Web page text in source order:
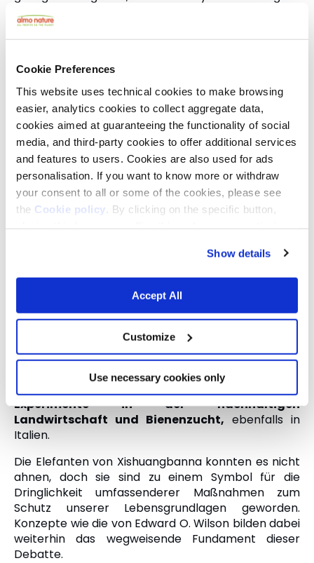
Cookie Preferences
This website uses technical cookies to make browsing
easier, analytics cookies to collect aggregate data,
cookies aimed at guaranteeing the functionality of social
media, and third-party cookies to offer additional services
and features to users. Cookies are also used for ads
personalisation. If you want to know more or withdraw
your consent to all or some of the cookies, please see
the Cookie policy . By clicking on the specific button,
Show details
Accept All
Customize
Use necessary cookies only
allein in ihr Gleichgewicht zurück.
Reintegration Economy: Wenn
Gewinne zu Lebensraum werden
Auch für die Fondazione Capellino
ist die Vision von
Edward O. Wilson ein zentraler Meilenstein und
Orientierungspunkt. Das Modell derReintegration
Economybesteht darin, die Gewinne privater
Unternehmen – in diesem Fall der
TiernahrungsmarkeAlmo Nature–direkt zu
nutzen, um der biologischen Vielfalt wieder
neue Chancen und Raum zu geben.Dies ist
möglich, da die Fondazione Capellino diealleinige
Dieses Modell hat es bereits ermöglicht, zahlreiche
wurden beispielsweiseStudien über Lösungen für
in Italien und Spanien
gefördert sowie wichtigeWildtierkorridorein
um Tieren sichere Wanderwege zu ermöglichen.
Darüber hinaus unterstützt die Stiftung
Wiederherstellungs- und Schutzpläne für
gefährdete Arten sowie zukunftsweisende
Experimente in der nachhaltigen
Landwirtschaft und Bienenzucht, ebenfalls in
Italien.
Die Elefanten von Xishuangbanna konnten es nicht
ahnen, doch sie sind zu einem Symbol für die
Dringlichkeit umfassenderer Maßnahmen zum
Schutz unserer Lebensgrundlagen geworden.
Konzepte wie die von Edward O. Wilson bilden dabei
weiterhin das wegweisende Fundament dieser
Debatte.